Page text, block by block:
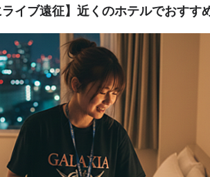
ライブ遠征】近くのホテルでおすす